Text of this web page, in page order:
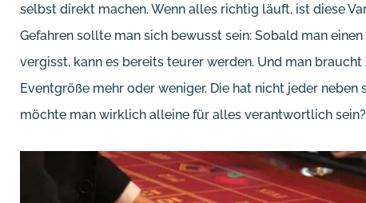
selbst direkt machen. Wenn alles richtig läuft, ist diese
Gefahren sollte man sich bewusst sein: Sobald man
vergisst, kann es bereits teurer werden. Und man
Eventgröße mehr oder weniger. Die hat nicht jeder
möchte man wirklich alleine für alles verantwortlich sein?